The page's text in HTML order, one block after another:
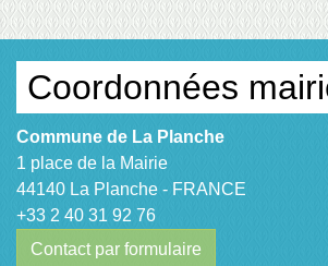
Coordonnées
Commune de La Planche
1 place de la Mairie
44140 La Planche - FRANCE
+33 2 40 31 92 76
Contact par formulaire